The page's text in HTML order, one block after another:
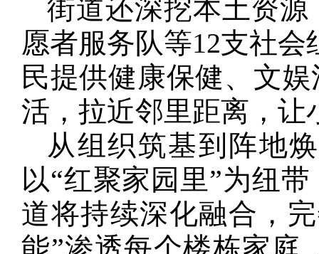
街道还深挖本土资
愿者服务队等12支社
民提供健康保健、文
活，拉近邻里距离，让
从组织筑基到阵地
以“红聚家园里”为纽
道将持续深化融合，